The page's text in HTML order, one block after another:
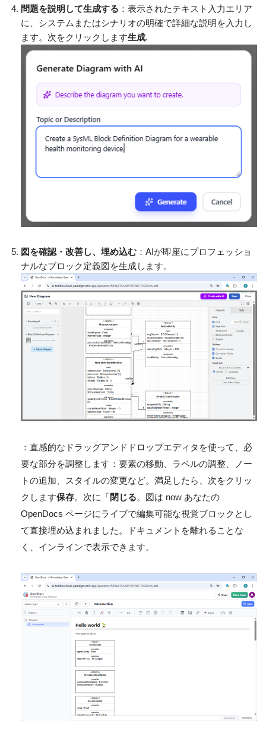
問題を説明して生成する ：表示されたテキスト入力エリア
に、システムまたはシナリオの明確で詳細な説明を入力し
ます。次をクリックします生成.
図を確認・改善し、埋め込む ：AIが即座にプロフェッショ
ナルなブロック定義図を生成します。
：直感的なドラッグアンドドロップエディタを使って、必
要な部分を調整します：要素の移動、ラベルの調整、ノー
トの追加、スタイルの変更など。満足したら、次をクリッ
クします保存。次に「閉じる。図は now あなたの
OpenDocs ページにライブで編集可能な視覚ブロックとし
て直接埋め込まれました。ドキュメントを離れることな
く、インラインで表示できます。